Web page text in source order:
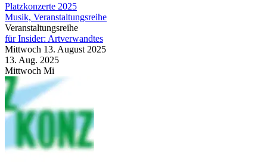
Platzkonzerte 2025
Musik, Veranstaltungsreihe
Veranstaltungsreihe
für Insider: Artverwandtes
Mittwoch 13. August 2025
13. Aug. 2025
Mittwoch Mi